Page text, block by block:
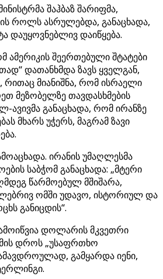
შაჰბაზ შარიფმა,
როლს ასრულებდა, განაცხადა,
დაუყოვნებლივ დაიწყება.
ამერიკის შეერთებული შტატები
დათანხმდა ზავს ყველგან,
რითაც მიანიშნა, რომ ისრაელი
მეზობელზე თავდასხმების
ავივმა განაცხადა, რომ ირანზე
მხარს უჭერს, მაგრამ ზავი
ირანის უმაღლესმა
საბჭომ განაცხადა: „მტერი
წარმოებულ მშიშარა,
ომში უდავო, ისტორიულ და
განიცდის“.
დოლარის მკვეთრი
დროს „უსაფრთხო
გამყარდა იენი,